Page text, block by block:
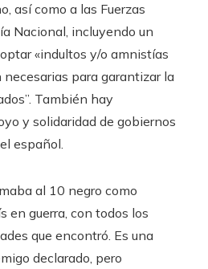
así como a las Fuerzas
Nacional, incluyendo un
«indultos y/o amnistías
necesarias para garantizar la
También hay
y solidaridad de gobiernos
español.
al 10 negro como
en guerra, con todos los
que encontró. Es una
declarado, pero